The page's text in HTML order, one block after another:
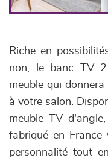
Riche en
non, le banc TV
meuble qui
à votre salon.
meuble TV
fabriqué en France
personnalité tout